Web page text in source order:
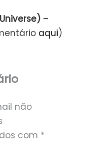
–
aqui)
não
com *